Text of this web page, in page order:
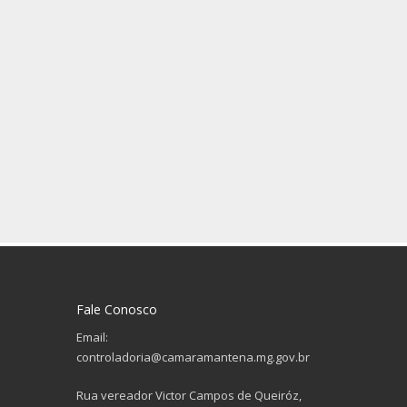
Fale Conosco
Email:
controladoria@camaramantena.mg.gov.br
Rua vereador Victor Campos de Queiróz,